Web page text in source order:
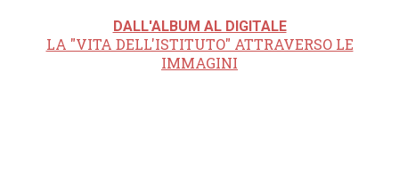
DALL'ALBUM AL DIGITALE
LA "VITA DELL'ISTITUTO" ATTRAVERSO LE
IMMAGINI